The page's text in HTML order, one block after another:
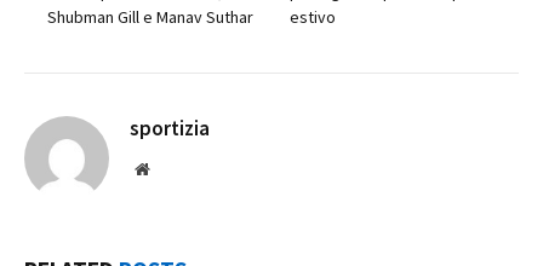
Shubman Gill e Manav Suthar
estivo
sportizia
Website